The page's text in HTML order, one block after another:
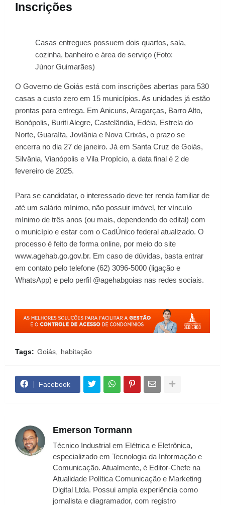
Inscrições
Casas entregues possuem dois quartos, sala,
cozinha, banheiro e área de serviço (Foto:
Júnor Guimarães)
O Governo de Goiás está com inscrições abertas para 530
casas a custo zero em 15 municípios. As unidades já estão
prontas para entrega. Em Anicuns, Aragarças, Barro Alto,
Bonópolis, Buriti Alegre, Castelândia, Edéia, Estrela do
Norte, Guaraíta, Joviânia e Nova Crixás, o prazo se
encerra no dia 27 de janeiro. Já em Santa Cruz de Goiás,
Silvânia, Vianópolis e Vila Propício, a data final é 2 de
fevereiro de 2025.
Para se candidatar, o interessado deve ter renda familiar de
até um salário mínimo, não possuir imóvel, ter vínculo
mínimo de três anos (ou mais, dependendo do edital) com
o município e estar com o CadÚnico federal atualizado. O
processo é feito de forma online, por meio do site
www.agehab.go.gov.br. Em caso de dúvidas, basta entrar
em contato pelo telefone (62) 3096-5000 (ligação e
WhatsApp) e pelo perfil @agehabgoias nas redes sociais.
Tags: Goiás habitação
Facebook
Emerson Tormann
Técnico Industrial em Elétrica e Eletrônica,
especializado em Tecnologia da Informação e
Comunicação. Atualmente, é Editor-Chefe na
Atualidade Política Comunicação e Marketing
Digital Ltda. Possui ampla experiência como
jornalista e diagramador, com registro